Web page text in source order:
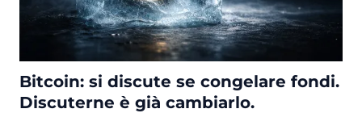
Bitcoin: si discute se congelare fondi.
Discuterne è già cambiarlo.